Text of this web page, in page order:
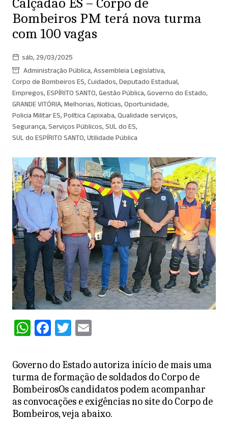
Bombeiros PM terá nova turma
com 100 vagas
sáb, 29/03/2025
Administração Pública,Assembleia Legislativa,
Corpo de Bombeiros ES,Cuidados,Deputado Estadual,
Empregos,ESPÍRITO SANTO,Gestão Pública,Governo do Estado,
GRANDE VITÓRIA,Melhorias,Notícias,Oportunidade,
Policia Militar ES,Política Capixaba,Qualidade serviços,
Segurança,Serviços Públicos,SUL do ES,
SUL do ESPÍRITO SANTO,Utilidade Pública
W
at
s
A
p
F
c
e
b
o
o
T
itt
er
E
ai
l
Governo do Estado autoriza início de mais uma
turma de formação de soldados do Corpo de
BombeirosOs candidatos podem acompanhar
as convocações e exigências no site do Corpo de
Bombeiros, veja abaixo.